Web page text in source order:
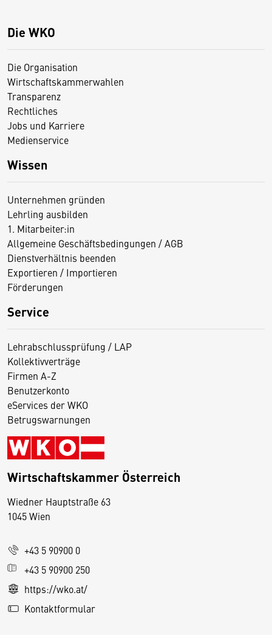
Die WKO
Die Organisation
Wirtschaftskammerwahlen
Transparenz
Rechtliches
Jobs und Karriere
Medienservice
Wissen
Unternehmen gründen
Lehrling ausbilden
1. Mitarbeiter:in
Allgemeine Geschäftsbedingungen / AGB
Dienstverhältnis beenden
Exportieren / Importieren
Förderungen
Service
Lehrabschlussprüfung / LAP
Kollektivverträge
Firmen A-Z
Benutzerkonto
eServices der WKO
Betrugswarnungen
Wirtschaftskammer Österreich
Wiedner Hauptstraße 63
1045 Wien
+43 5 90900 0
+43 5 90900 250
https://wko.at/
Kontaktformular
D
s
e
S
e